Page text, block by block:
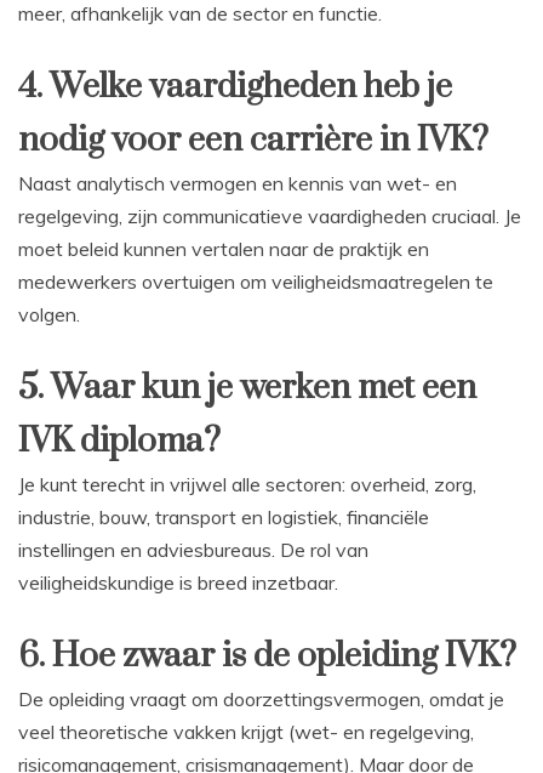
meer, afhankelijk van de sector en functie.
4. Welke vaardigheden heb je
nodig voor een carrière in IVK?
Naast analytisch vermogen en kennis van wet- en
regelgeving, zijn communicatieve vaardigheden cruciaal. Je
moet beleid kunnen vertalen naar de praktijk en
medewerkers overtuigen om veiligheidsmaatregelen te
volgen.
5. Waar kun je werken met een
IVK diploma?
Je kunt terecht in vrijwel alle sectoren: overheid, zorg,
industrie, bouw, transport en logistiek, financiële
instellingen en adviesbureaus. De rol van
veiligheidskundige is breed inzetbaar.
6. Hoe zwaar is de opleiding IVK?
De opleiding vraagt om doorzettingsvermogen, omdat je
veel theoretische vakken krijgt (wet- en regelgeving,
risicomanagement, crisismanagement). Maar door de